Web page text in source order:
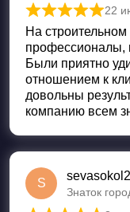
Оценка
22
На
профессионалы,
Были приятно
отношением к
довольны
компанию всем
S
Знаток